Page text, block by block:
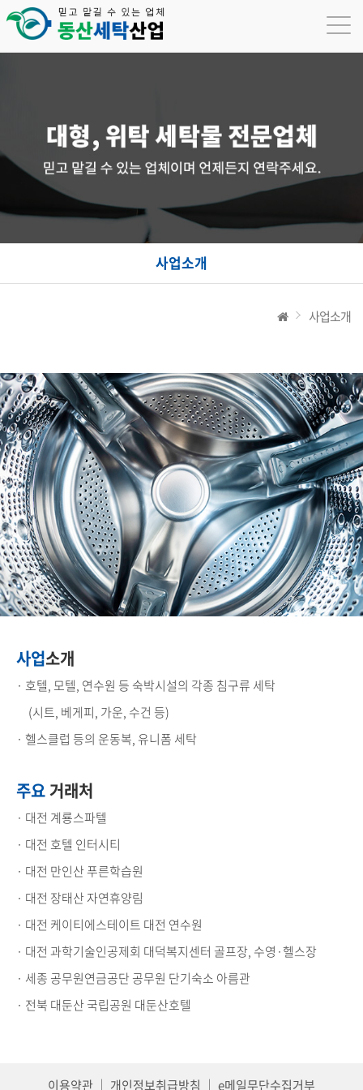
사업소개
사업소개
사업소개
· 호텔, 모텔, 연수원 등 숙박시설의 각종 침구류 세탁
(시트, 베게피, 가운, 수건 등)
· 헬스클럽 등의 운동복, 유니폼 세탁
주요거래처
· 대전 계룡스파텔
· 대전 호텔 인터시티
· 대전 만인산 푸른학습원
· 대전 장태산 자연휴양림
· 대전 케이티에스테이트 대전 연수원
· 대전 과학기술인공제회 대덕복지센터 골프장, 수영·헬스장
· 세종 공무원연금공단 공무원 단기숙소 아름관
· 전북 대둔산 국립공원 대둔산호텔
이용약관 ｜ 개인정보취급방침 ｜ e메일무단수집거부